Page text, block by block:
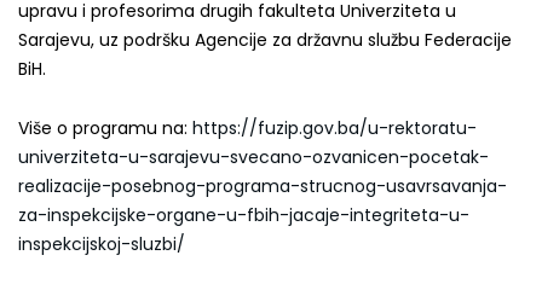
upravu i profesorima drugih fakulteta Univerziteta u
Sarajevu, uz podršku Agencije za državnu službu Federacije
BiH.
Više o programu na: https://fuzip.gov.ba/u-rektoratu-
univerziteta-u-sarajevu-svecano-ozvanicen-pocetak-
realizacije-posebnog-programa-strucnog-usavrsavanja-
za-inspekcijske-organe-u-fbih-jacaje-integriteta-u-
inspekcijskoj-sluzbi/